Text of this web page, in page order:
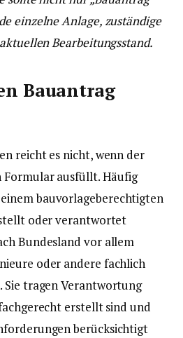
einzelne Anlage, zuständige
Bearbeitungsstand.
Bauantrag
reicht es nicht, wenn der
Formular ausfüllt. Häufig
bauvorlageberechtigten
oder verantwortet
Bundesland vor allem
oder andere fachlich
Sie tragen Verantwortung
erstellt sind und
berücksichtigt